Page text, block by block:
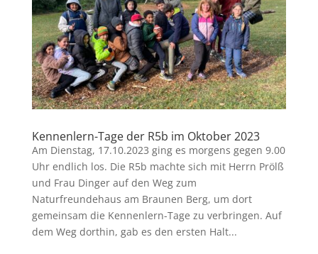
Kennenlern-Tage der R5b im Oktober 2023
Am Dienstag, 17.10.2023 ging es morgens gegen 9.00
Uhr endlich los. Die R5b machte sich mit Herrn Prölß
und Frau Dinger auf den Weg zum
Naturfreundehaus am Braunen Berg, um dort
gemeinsam die Kennenlern-Tage zu verbringen. Auf
dem Weg dorthin, gab es den ersten Halt...